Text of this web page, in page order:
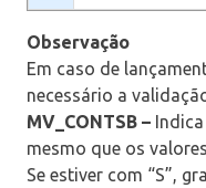
Observação
Em caso de
necessário a
MV_CONTSB –
mesmo que os
Se estiver com “S”,